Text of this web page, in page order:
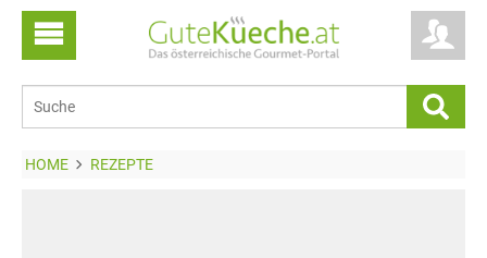
HOME REZEPTE